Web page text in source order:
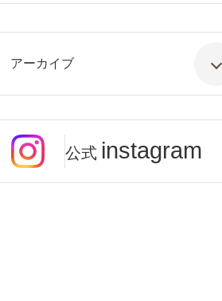
アーカイブ
公式 instagram